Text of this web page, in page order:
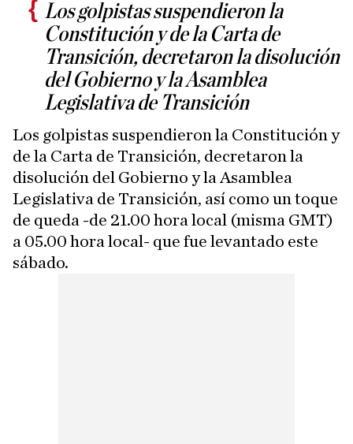
Los golpistas suspendieron la
Constitución y de la Carta de
Transición, decretaron la disolución
del Gobierno y la Asamblea
Legislativa de Transición
Los golpistas suspendieron la Constitución y
de la Carta de Transición, decretaron la
disolución del Gobierno y la Asamblea
Legislativa de Transición, así como un toque
de queda -de 21.00 hora local (misma GMT)
a 05.00 hora local- que fue levantado este
sábado.